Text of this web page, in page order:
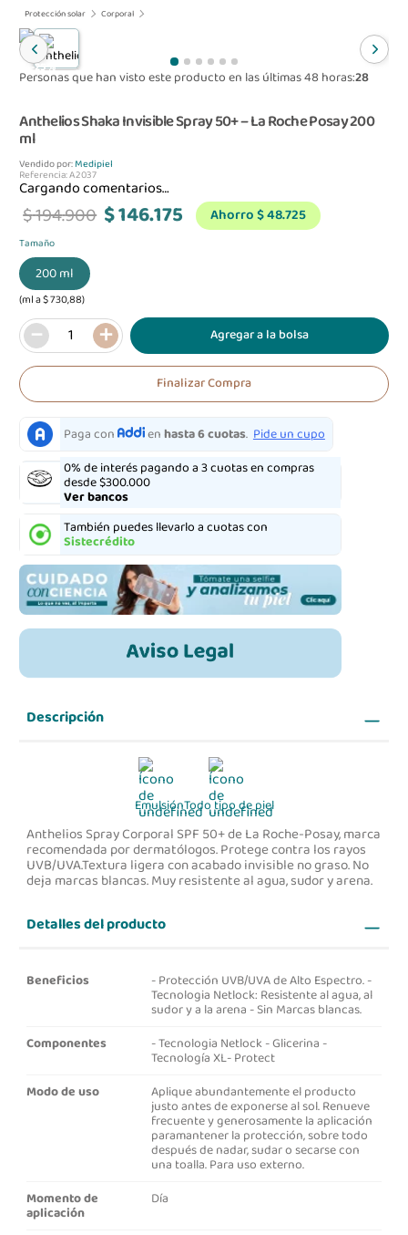
Protección solar Corporal
-25 %
Personas que han visto este producto en las últimas 48 horas:28
Anthelios Shaka Invisible Spray 50+ – La Roche Posay200
ml
Vendido por:Medipiel
Referencia:A2037
Cargando comentarios…
$194.900 $146.175 Ahorro$ 48.725
Tamaño
200 ml
(ml a $ 730,88)
＋
－ Agregar a la bolsa
Finalizar Compra
0% de interés pagando a 3 cuotas en compras
desde $300.000
Ver bancos
También puedes llevarlo a cuotas con
Sistecrédito
Descripción
EmulsiónTodo tipo de piel
Anthelios Spray Corporal SPF 50+ de La Roche-Posay, marca
recomendada por dermatólogos. Protege contra los rayos
UVB/UVA.Textura ligera con acabado invisible no graso. No
deja marcas blancas. Muy resistente al agua, sudor y arena.
Detalles del producto
Beneficios - Protección UVB/UVA de Alto Espectro. -
Tecnologia Netlock: Resistente al agua, al
sudor y a la arena - Sin Marcas blancas.
Componentes
- Tecnologia Netlock - Glicerina -
Tecnología XL- Protect
Modo de uso
Aplique abundantemente el producto
justo antes de exponerse al sol. Renueve
frecuente y generosamente la aplicación
paramantener la protección, sobre todo
después de nadar, sudar o secarse con
una toalla. Para uso externo.
Momento de
aplicación
Día